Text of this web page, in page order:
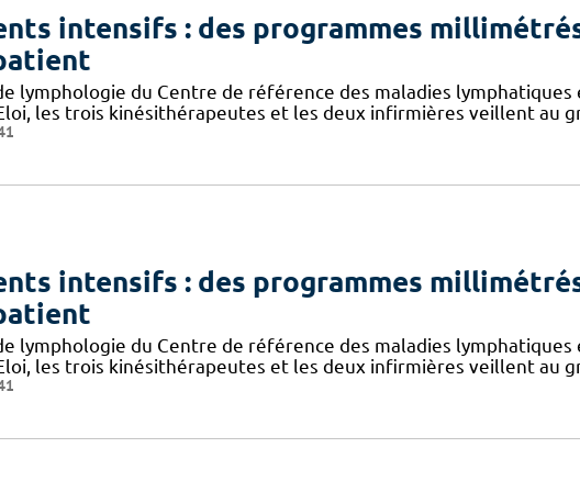
intensifs : des programmes
lymphologie du Centre de référence des maladies lymphatiques
les trois kinésithérapeutes et les deux infirmières veillent au
intensifs : des programmes
lymphologie du Centre de référence des maladies lymphatiques
les trois kinésithérapeutes et les deux infirmières veillent au